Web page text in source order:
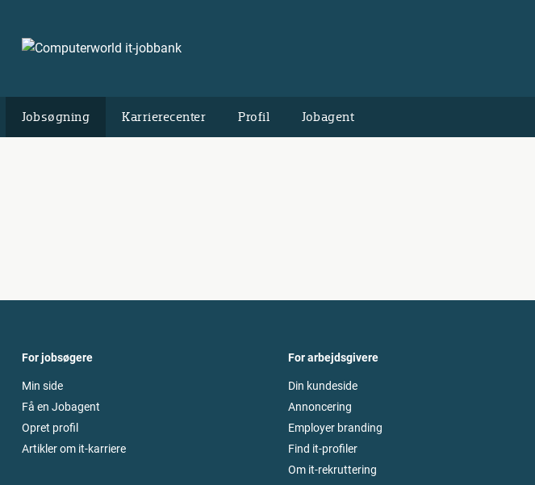
Jobsøgning Karrierecenter Profil Jobagent
For jobsøgere
Min side
Få en Jobagent
Opret profil
Artikler om it-karriere
For arbejdsgivere
Din kundeside
Annoncering
Employer branding
Find it-profiler
Om it-rekruttering